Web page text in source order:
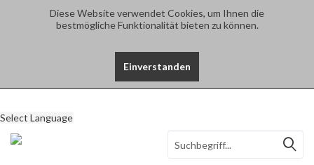
Diese Website verwendet Cookies, um Ihnen die
bestmögliche Funktionalität bieten zu können.
Einverstanden
Select Language